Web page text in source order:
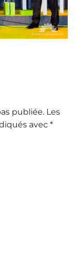
publiée. Les
avec*